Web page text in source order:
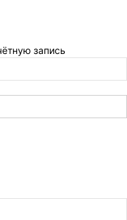
запись